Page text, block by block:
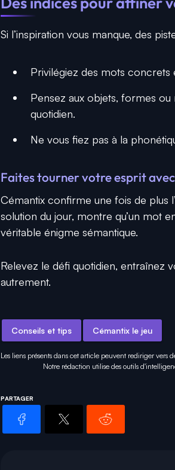
Si l’inspiration vous manque, des
Privilégiez des mots concrets
Pensez aux objets, formes
quotidien.
Ne vous fiez pas à la
Faites tourner votre esprit
Cémantix confirme une fois de plus
solution du jour, montre qu’un mot
véritable énigme sémantique.
Relevez le défi quotidien, entraînez
autrement.
Conseils et tips Cémantix le jeu
Les liens présents dans cet article peuvent rediriger vers
Notre rédaction utilise des outils
PARTAGER